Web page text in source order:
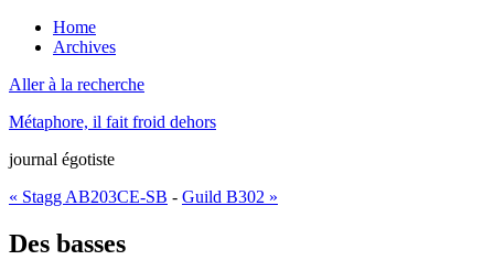
Home
Archives
Aller à la recherche
Métaphore, il fait froid dehors
journal égotiste
« Stagg AB203CE-SB - Guild B302 »
Des basses